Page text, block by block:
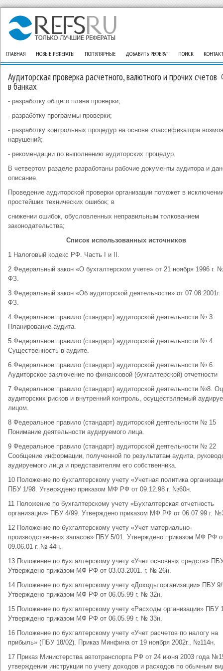
ГЛАВНАЯ НОВЫЕ РЕФЕРАТЫ ПОПУЛЯРНЫЕ ДОБАВИТЬ РЕФЕРАТ ПОИСК
Аудиторская проверка расчетного, валютного и прочих счетов
в банках
- разработку общего плана проверки;
- разработку программы проверки;
- разработку контрольных процедур на основе классификатора
нарушений;
- рекомендации по выполнению аудиторских процедур.
В четвертом разделе разработаны рабочие документы аудитора и
описание.
Проведение аудиторской проверки организации поможет в
простейших технических ошибок; в
снижении ошибок, обусловленных неправильным толкованием
законодательства;
Список использованных источников
1 Налоговый кодекс РФ. Часть I и II.
2 Федеральный закон «О бухгалтерском учете» от 21 ноября 1996 г.
ФЗ.
3 Федеральный закон «Об аудиторской деятельности» от
ФЗ.
4 Федеральное правило (стандарт) аудиторской деятельности № 3.
Планирование аудита.
5 Федеральное правило (стандарт) аудиторской деятельности № 4.
Существенность в аудите.
6 Федеральное правило (стандарт) аудиторской деятельности № 6.
Аудиторское заключение по финансовой (бухгалтерской) отчетности
7 Федеральное правило (стандарт) аудиторской деятельности №8.
аудиторских рисков и внутренний контроль, осуществляемый
лицом.
8 Федеральное правило (стандарт) аудиторской деятельности № 15
Понимание деятельности аудируемого лица.
9 Федеральное правило (стандарт) аудиторской деятельности № 22
Сообщение информации, полученной по результатам аудита,
аудируемого лица и представителям его собственника.
10 Положение по бухгалтерскому учету «Учетная политика
ПБУ 1/98. Утверждено приказом МФ РФ от 09.12.98 г. №60н.
11 Положение по бухгалтерскому учету «Бухгалтерская отчетность
организации» ПБУ 4/99. Утверждено приказом МФ РФ от 06.07.99 г.
12 Положение по бухгалтерскому учету «Учет материально-
производственных запасов» ПБУ 5/01. Утверждено приказом МФ РФ
09.06.01 г. № 44н.
13 Положение по бухгалтерскому учету «Учет основных средств»
Утверждено приказом МФ РФ от 03.03.2001. г. № 26н.
14 Положение по бухгалтерскому учету «Доходы организации» ПБУ
Утверждено приказом МФ РФ от 06.05.99 г. № 32н.
15 Положение по бухгалтерскому учету «Расходы организации» ПБУ
Утверждено приказом МФ РФ от 06.05.99 г. № 33н.
16 Положение по бухгалтерскому учету «Учет расчетов по налогу на
прибыль» (ПБУ 18/02). Приказ Минфина от 19 ноября 2002г., №114н.
17 Приказ Министерства автотранспорта РФ от 24 июня 2003 года
утверждении инструкции по учету доходов и расходов по обычным